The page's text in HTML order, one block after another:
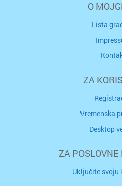
O
Lista
ZA
Vremenska
Desktop
ZA
Uključite svoju